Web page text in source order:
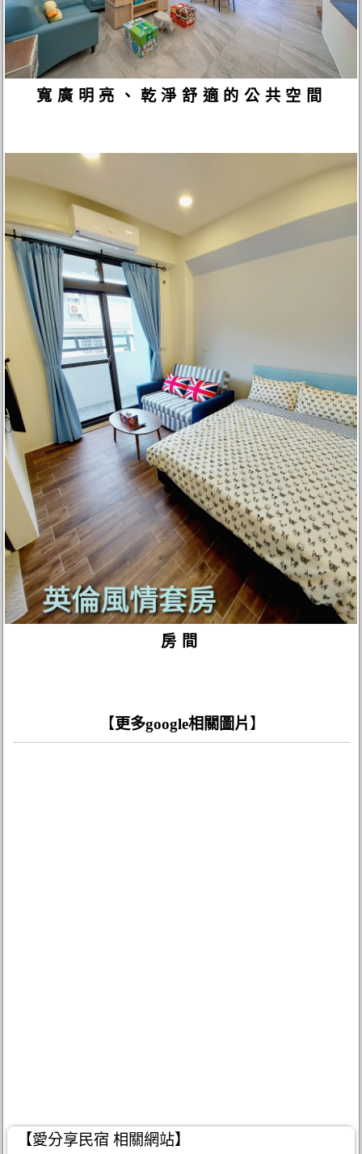
寬廣明亮、乾淨舒適的公共空間
房間
【更多google相關圖片 】
【愛分享民宿 相關網站】